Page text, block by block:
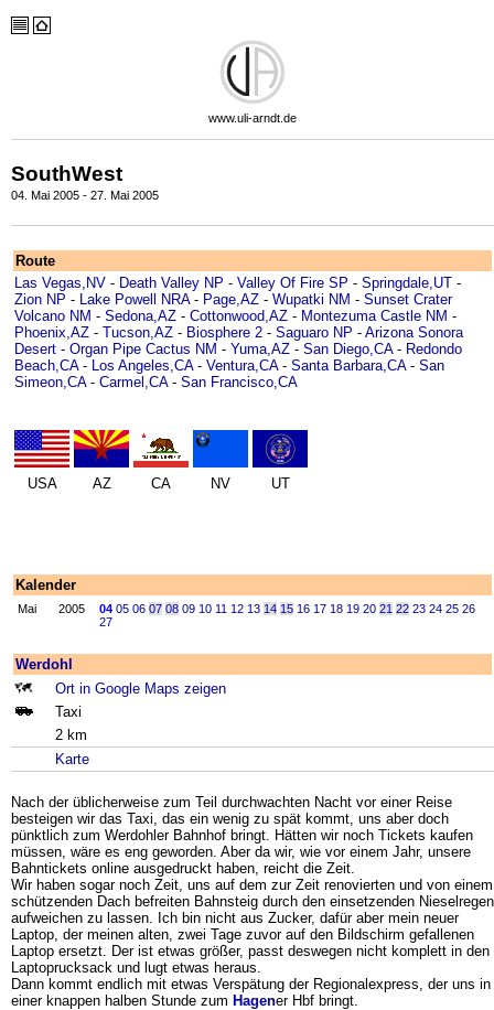
www.uli-arndt.de
SouthWest
04. Mai 2005 - 27. Mai 2005
Route
Las Vegas,NV - Death Valley NP - Valley Of Fire SP - Springdale,UT -
Zion NP - Lake Powell NRA- Page,AZ - Wupatki NM - Sunset Crater
Volcano NM - Sedona,AZ - Cottonwood,AZ - Montezuma Castle NM -
Phoenix,AZ - Tucson,AZ - Biosphere 2 - Saguaro NP - Arizona Sonora
Desert - Organ Pipe Cactus NM - Yuma,AZ - San Diego,CA- Redondo
Beach,CA- Los Angeles,CA- Ventura,CA- Santa Barbara,CA- San
Simeon,CA- Carmel,CA- San Francisco,CA
USA AZ CA NV UT
Kalender
Mai 2005 04 05 06 07 08 09 10 11 12 13 14 15 16 17 18 19 20 21 22 23 24 25 26
27
Werdohl
Ort in Google Maps zeigen
Taxi
2 km
Karte
Nach der üblicherweise zum Teil durchwachten Nacht vor einer Reise
besteigen wir das Taxi, das ein wenig zu spät kommt, uns aber doch
pünktlich zum Werdohler Bahnhof bringt. Hätten wir noch Tickets kaufen
müssen, wäre es eng geworden. Aber da wir, wie vor einem Jahr, unsere
Bahntickets online ausgedruckt haben, reicht die Zeit.
Wir haben sogar noch Zeit, uns auf dem zur Zeit renovierten und von einem
schützenden Dach befreiten Bahnsteig durch den einsetzenden Nieselregen
aufweichen zu lassen. Ich bin nicht aus Zucker, dafür aber mein neuer
Laptop, der meinen alten, zwei Tage zuvor auf den Bildschirm gefallenen
Laptop ersetzt. Der ist etwas größer, passt deswegen nicht komplett in den
Laptoprucksack und lugt etwas heraus.
Dann kommt endlich mit etwas Verspätung der Regionalexpress, der uns in
einer knappen halben Stunde zum Hagener Hbf bringt.